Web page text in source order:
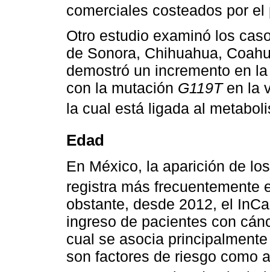
comerciales costeados por el
Otro estudio examinó los
de Sonora, Chihuahua,
demostró un incremento en
con la mutación G119Ten la
la cual está ligada al
Edad
En México, la aparición de
registra más frecuentemente
obstante, desde 2012, el
ingreso de pacientes con
cual se asocia
son factores de riesgo como